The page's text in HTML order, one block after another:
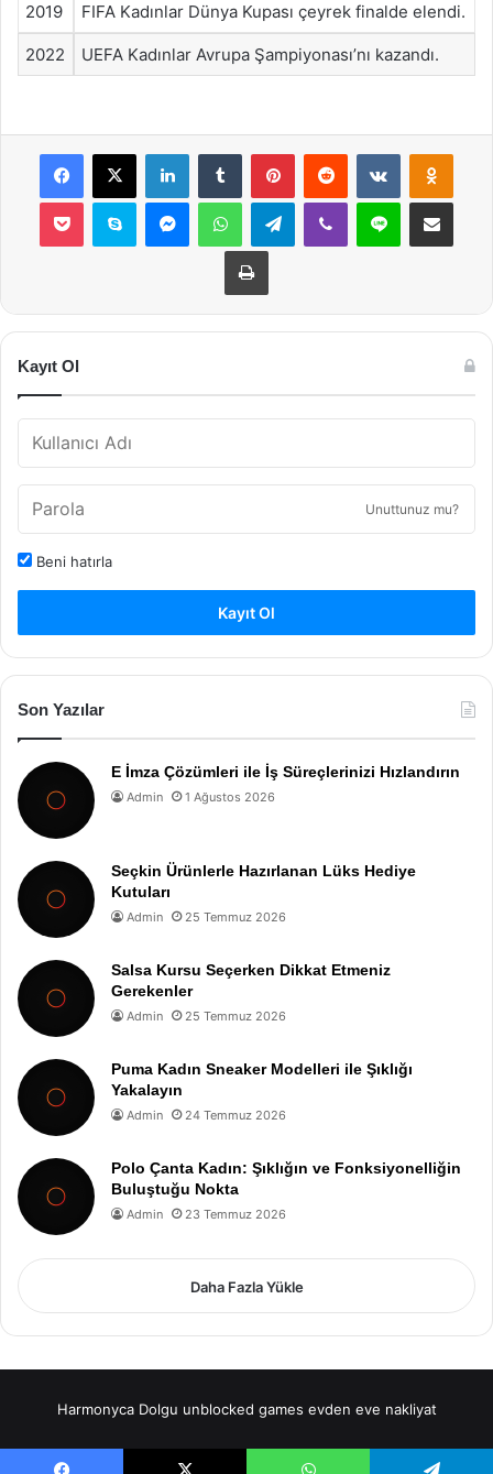
2019 FIFA Kadınlar Dünya Kupası çeyrek finalde elendi.
2022 UEFA Kadınlar Avrupa Şampiyonası’nı kazandı.
Facebook
X LinkedInTumblr PinterestReddit VKontakte
Pocket Skype MessengerWhatsAppTelegramViber Line E-Posta ile
Yazdır
Kayıt Ol
Unuttunuz mu?
Beni hatırla
Kayıt Ol
Son Yazılar
E İmza Çözümleri ile İş Süreçlerinizi Hızlandırın
Admin 1 Ağustos 2026
Seçkin Ürünlerle Hazırlanan Lüks Hediye
Kutuları
Admin 25 Temmuz 2026
Salsa Kursu Seçerken Dikkat Etmeniz
Gerekenler
Admin 25 Temmuz 2026
Puma Kadın Sneaker Modelleri ile Şıklığı
Yakalayın
Admin 24 Temmuz 2026
Polo Çanta Kadın: Şıklığın ve Fonksiyonelliğin
Buluştuğu Nokta
Admin 23 Temmuz 2026
Daha Fazla Yükle
Harmonyca Dolgu unblocked games evden eve nakliyat